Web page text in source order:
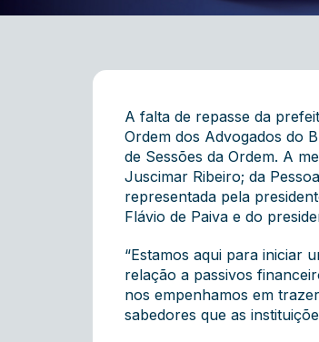
A falta de repasse da
Ordem dos Advogados do
de Sessões da Ordem. A
Juscimar Ribeiro; da
representada pela
Flávio de Paiva e do
“Estamos aqui para iniciar
relação a passivos
nos empenhamos em
sabedores que as